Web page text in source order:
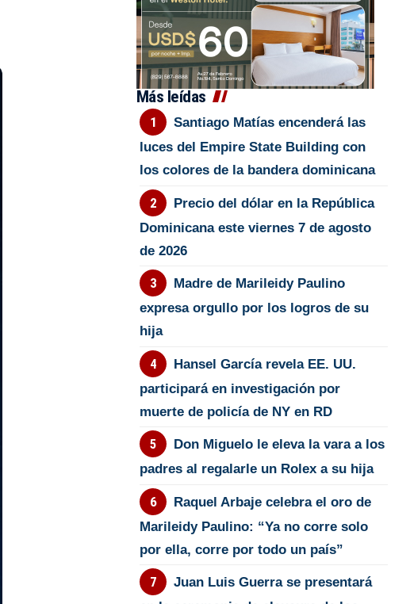
Más leídas
Santiago Matías encenderá las
luces del Empire State Building con
los colores de la bandera dominicana
Precio del dólar en la República
Dominicana este viernes 7 de agosto
de 2026
Madre de Marileidy Paulino
expresa orgullo por los logros de su
hija
Hansel García revela EE. UU.
participará en investigación por
muerte de policía de NY en RD
Don Miguelo le eleva la vara a los
padres al regalarle un Rolex a su hija
Raquel Arbaje celebra el oro de
Marileidy Paulino: “Ya no corre solo
por ella, corre por todo un país”
Juan Luis Guerra se presentará